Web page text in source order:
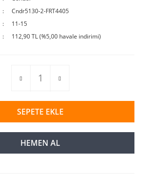
Cndr5130-2-FRT4405
11-15
112,90 TL (%5,00 havale indirimi)
SEPETE EKLE
HEMEN AL